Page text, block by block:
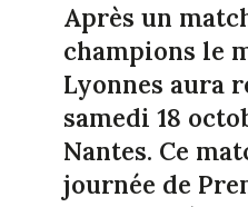
Après un
champions le
Lyonnes aura
samedi 18
Nantes. Ce
journée de